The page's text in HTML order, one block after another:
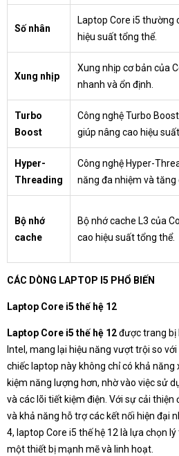
Số nhân
Laptop Core i5 thường
hiệu suất tổng thể.
Xung nhịp
Xung nhịp cơ bản của
nhanh và ổn định.
Turbo
Boost
Công nghệ Turbo
giúp nâng cao hiệu
Hyper-
Threading
Công nghệ Hyper-
năng đa nhiệm và tăng
Bộ nhớ
cache
Bộ nhớ cache L3 của
cao hiệu suất tổng thể.
CÁC DÒNG LAPTOP I5 PHỔ BIẾN
Laptop Core i5 thế hệ 12
Laptop Core i5 thế hệ 12được trang bị
Intel, mang lại hiệu năng vượt trội so
chiếc laptop này không chỉ có khả
kiệm năng lượng hơn, nhờ vào việc sử
và các lõi tiết kiệm điện. Với sự cải thiện
và khả năng hỗ trợ các kết nối hiện đại
4, laptop Core i5 thế hệ 12 là lựa chọn
một thiết bị mạnh mẽ và linh hoạt.